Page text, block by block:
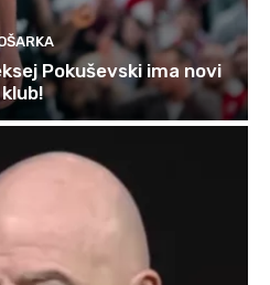
Pokuševski ima novi
klub!